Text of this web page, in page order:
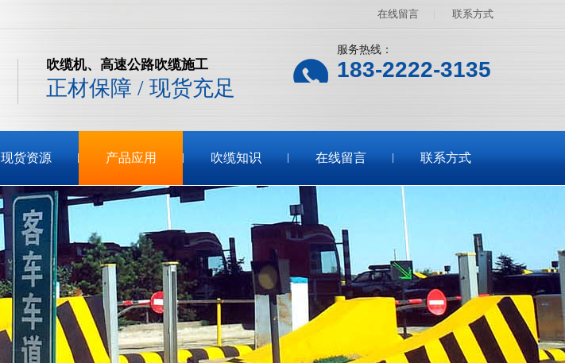
在线留言 联系方式
吹缆机、高速公路吹缆施工
正材保障 / 现货充足
服务热线：
183-2222-3135
现货资源 产品应用 吹缆知识 在线留言 联系方式